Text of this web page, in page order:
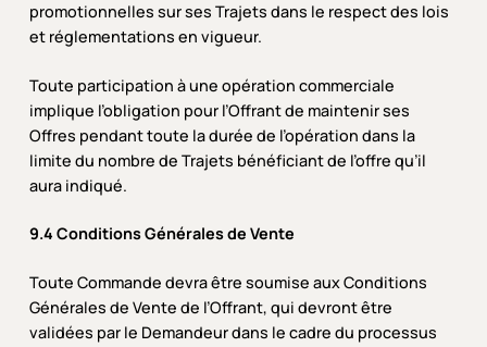
promotionnelles sur ses Trajets dans le respect des lois
et réglementations en vigueur.
Toute participation à une opération commerciale
implique l’obligation pour l’Offrant de maintenir ses
Offres pendant toute la durée de l’opération dans la
limite du nombre de Trajets bénéficiant de l’offre qu’il
aura indiqué.
9.4 Conditions Générales de Vente
Toute Commande devra être soumise aux Conditions
Générales de Vente de l’Offrant, qui devront être
validées par le Demandeur dans le cadre du processus